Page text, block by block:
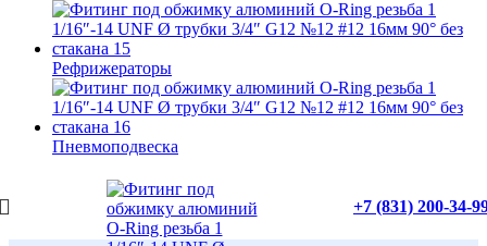
Рефрижераторы
Пневмоподвеска
+7 (831) 200-34-